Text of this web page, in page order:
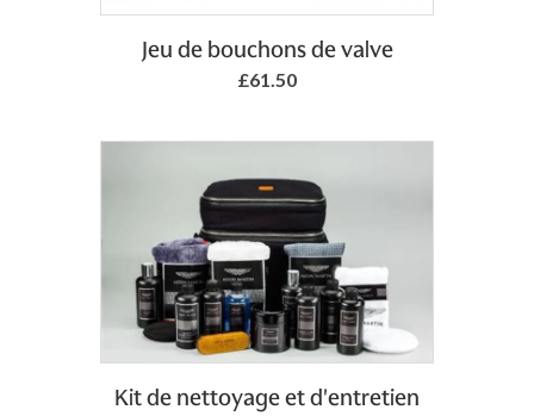
Add to Basket
Jeu de bouchons de valve
£61.50
Kit de nettoyage et d'entretien